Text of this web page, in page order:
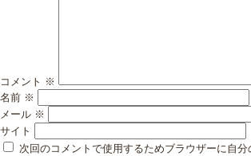
コメント ※
名前 ※
メール ※
サイト
次回のコメントで使用するためブラウザーに自